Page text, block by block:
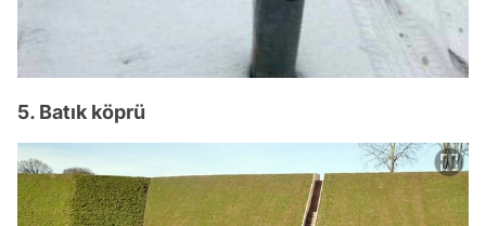
5. Batık köprü